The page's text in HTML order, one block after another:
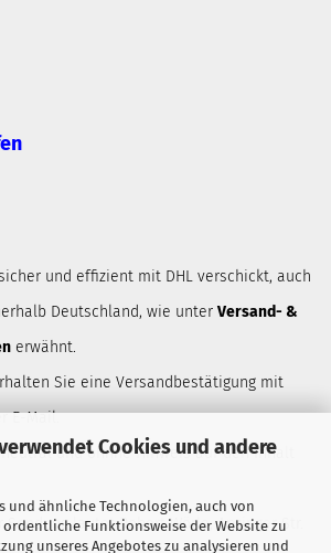
Cookies und andere
und ähnliche Technologien, auch von
Funktionsweise der Website zu
unseres Angebotes zu analysieren und
und effizient mit DHL verschickt, auch
Deutschland, wie unter Versand- &
erwähnt.
Sie eine Versandbestätigung mit
E-Mail.
und ohnne Hinweis auf den Inhalt
lautet Robert Wörle, Anzinger Str.